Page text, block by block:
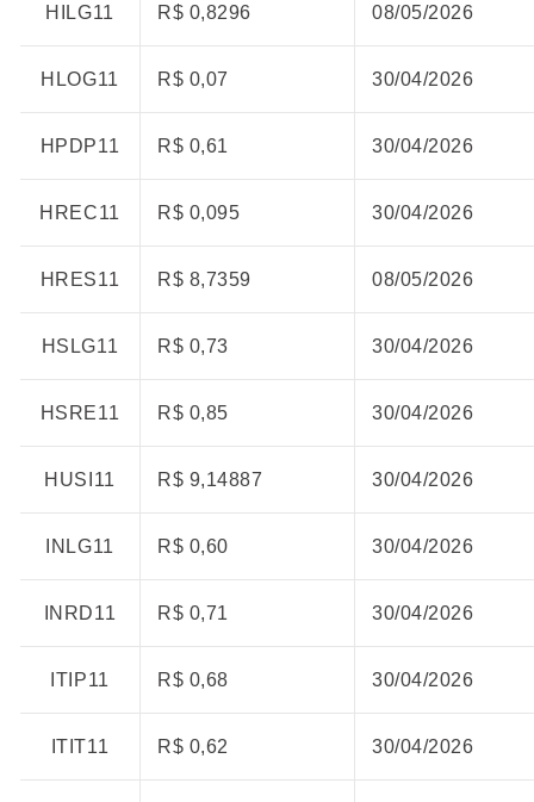
HILG11 R$ 0,8296 08/05/2026
HLOG11 R$ 0,07 30/04/2026
HPDP11 R$ 0,61 30/04/2026
HREC11 R$ 0,095 30/04/2026
HRES11 R$ 8,7359 08/05/2026
HSLG11 R$ 0,73 30/04/2026
HSRE11 R$ 0,85 30/04/2026
HUSI11 R$ 9,14887 30/04/2026
INLG11 R$ 0,60 30/04/2026
INRD11 R$ 0,71 30/04/2026
ITIP11 R$ 0,68 30/04/2026
ITIT11 R$ 0,62 30/04/2026